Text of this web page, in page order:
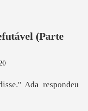
(Parte
Ada res